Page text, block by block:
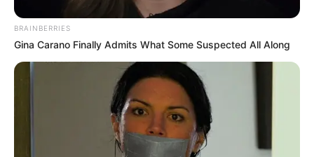
BRAINBERRIES
Gina Carano Finally Admits What Some Suspected All Along